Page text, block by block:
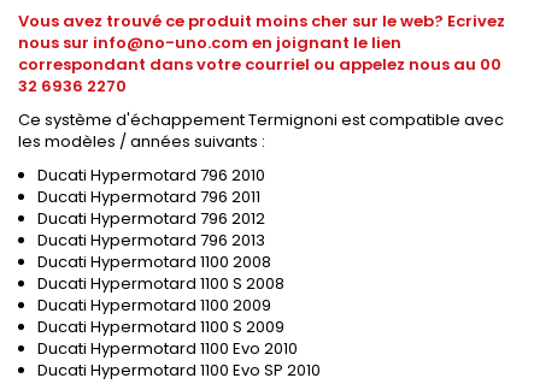
Vous avez trouvé ce produit moins cher sur le web? Ecrivez
nous sur info@no-uno.com en joignant le lien
correspondant dans votre courriel ou appelez nous au 00
32 6936 2270
Ce système d'échappement Termignoni est compatible avec
les modèles / années suivants :
Ducati Hypermotard 796 2010
Ducati Hypermotard 796 2011
Ducati Hypermotard 796 2012
Ducati Hypermotard 796 2013
Ducati Hypermotard 1100 2008
Ducati Hypermotard 1100 S 2008
Ducati Hypermotard 1100 2009
Ducati Hypermotard 1100 S 2009
Ducati Hypermotard 1100 Evo 2010
Ducati Hypermotard 1100 Evo SP 2010